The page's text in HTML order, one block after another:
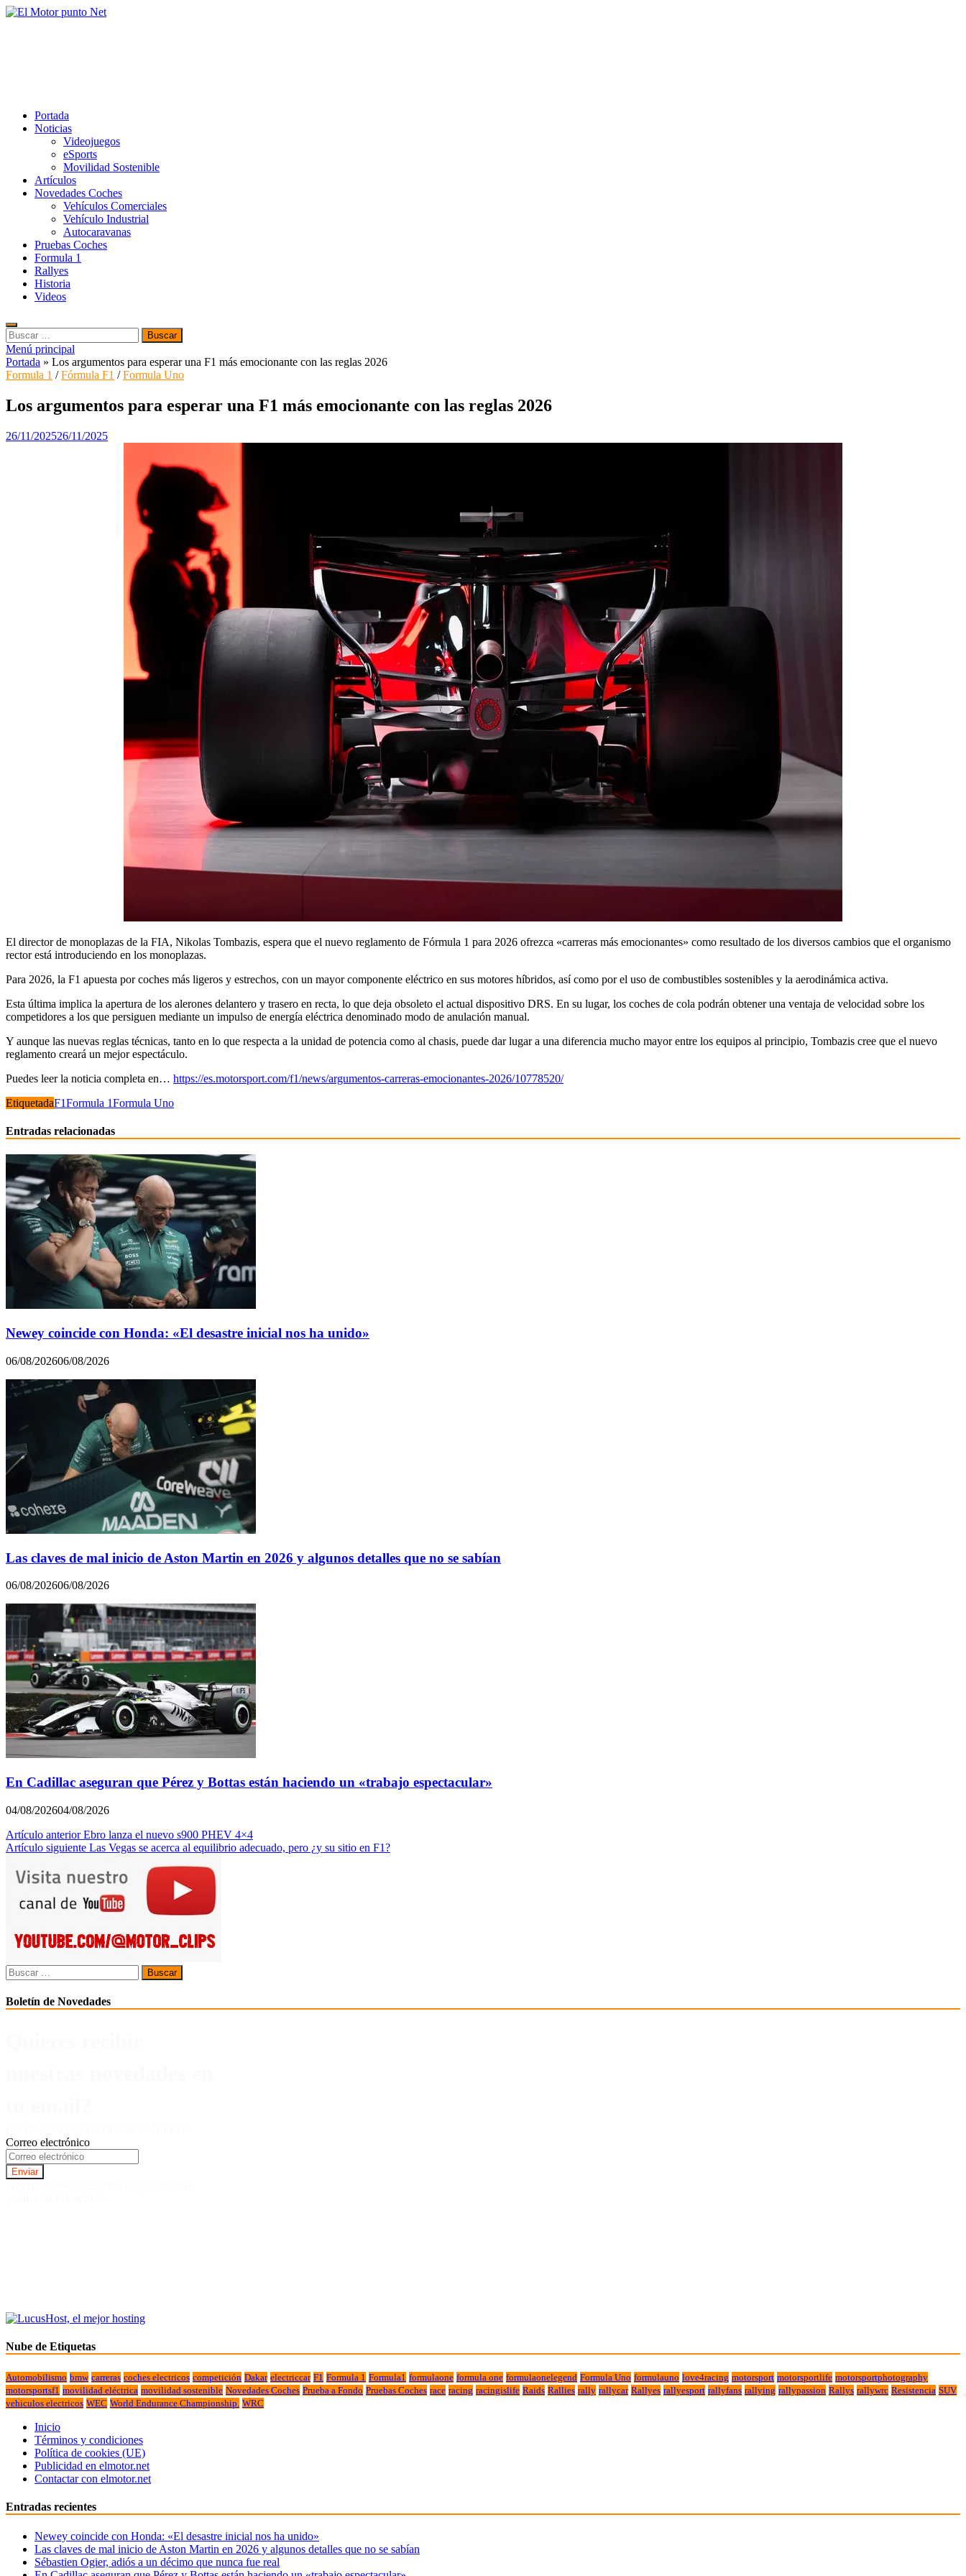
Saltar
Portada
Noticias
Videojuegos
eSports
Movilidad Sostenible
Artículos
Novedades Coches
Vehículos Comerciales
Vehículo Industrial
Autocaravanas
Pruebas Coches
Formula 1
Rallyes
Historia
Videos
Buscar:
Menú principal
Portada » Los argumentos para esperar una F1 más emocionante con las reglas 2026
Formula 1 /Fórmula F1 /Formula Uno
Los argumentos para esperar una F1 más emocionante con las reglas 2026
26/11/202526/11/2025
El director de monoplazas de la FIA, Nikolas Tombazis, espera que el nuevo reglamento de Fórmula 1 para 2026 ofrezca «carreras más emocionantes» como resultado de los diversos cambios que el organismo
rector está introduciendo en los monoplazas.
Para 2026, la F1 apuesta por coches más ligeros y estrechos, con un mayor componente eléctrico en sus motores híbridos, así como por el uso de combustibles sostenibles y la aerodinámica activa.
Esta última implica la apertura de los alerones delantero y trasero en recta, lo que deja obsoleto el actual dispositivo DRS. En su lugar, los coches de cola podrán obtener una ventaja de velocidad sobre los
competidores a los que persiguen mediante un impulso de energía eléctrica denominado modo de anulación manual.
Y aunque las nuevas reglas técnicas, tanto en lo que respecta a la unidad de potencia como al chasis, puede dar lugar a una diferencia mucho mayor entre los equipos al principio, Tombazis cree que el nuevo
reglamento creará un mejor espectáculo.
Puedes leer la noticia completa en… https://es.motorsport.com/f1/news/argumentos-carreras-emocionantes-2026/10778520/
EtiquetadaF1Formula 1Formula Uno
Entradas relacionadas
Newey coincide con Honda: «El desastre inicial nos ha unido»
06/08/202606/08/2026
Las claves de mal inicio de Aston Martin en 2026 y algunos detalles que no se sabían
06/08/202606/08/2026
En Cadillac aseguran que Pérez y Bottas están haciendo un «trabajo espectacular»
04/08/202604/08/2026
Navegación
de
entradas
Artículo anterior Ebro lanza el nuevo s900 PHEV 4×4
Artículo siguiente Las Vegas se acerca al equilibrio adecuado, pero ¿y su sitio en F1?
Buscar:
Boletín de Novedades
Correo electrónico
Nube de Etiquetas
Automobilismo bmw carreras coches electricos competición Dakar electriccar F1 Formula 1 Formula1 formulaone formula one formulaonelegend Formula Uno formulauno love4racing motorsport motorsportlife motorsportphotography
motorsportsf1 movilidad eléctrica movilidad sostenible Novedades Coches Prueba a Fondo Pruebas Coches race racing racingislife Raids Rallies rally rallycar Rallyes rallyesport rallyfans rallying rallypassion Rallys rallywrc Resistencia SUV
vehiculos electricos WEC World Endurance Championship. WRC
Inicio
Términos y condiciones
Política de cookies (UE)
Publicidad en elmotor.net
Contactar con elmotor.net
Entradas recientes
Newey coincide con Honda: «El desastre inicial nos ha unido»
Las claves de mal inicio de Aston Martin en 2026 y algunos detalles que no se sabían
Sébastien Ogier, adiós a un décimo que nunca fue real